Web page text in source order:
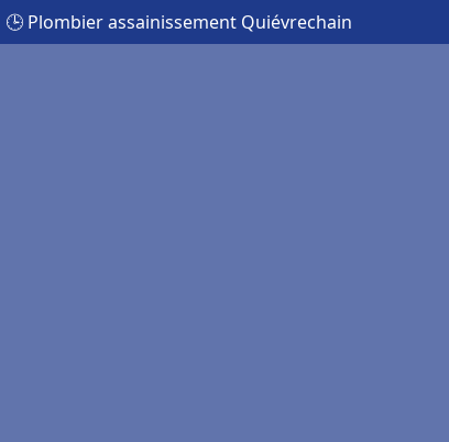
🕒 Plombier assainissement Quiévrechain